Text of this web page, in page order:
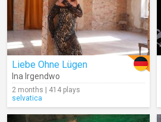
Liebe Ohne Lügen
Ina Irgendwo
2 months | 414 plays
selvatica